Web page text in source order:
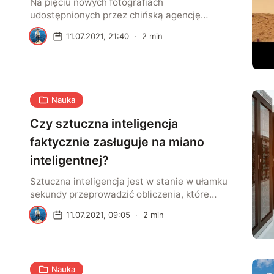
Na pięciu nowych fotografiach
udostępnionych przez chińską agencję
kosmiczną możemy zobaczyć krajobraz Marsa
oraz ślady pozostawione przez łazik Zhurong
z perspektywy równiny zwanej Utopia Planitia.
Drugie ukazuje natomiast ślady opon łazika
oraz panele słoneczne i antenę wchodzące w
[…]
A 11.07.2021, 21:40 · 2 min
Nauka
Czy sztuczna inteligencja
faktycznie zasługuje na miano
inteligentnej?
Sztuczna inteligencja jest w stanie w ułamku
sekundy przeprowadzić obliczenia, które
człowiekowi zajęłyby wiele dni. Nie posiada
jednak możliwości rozumowania
korzystając z ich związków ze znanymi mu
A 11.07.2021, 09:05 · 2 min
Nauka